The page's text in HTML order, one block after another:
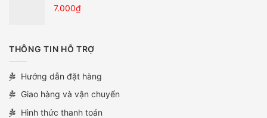
7.000₫
THÔNG TIN HỖ TRỢ
Hướng dẫn đặt hàng
Giao hàng và vận chuyển
Hình thức thanh toán